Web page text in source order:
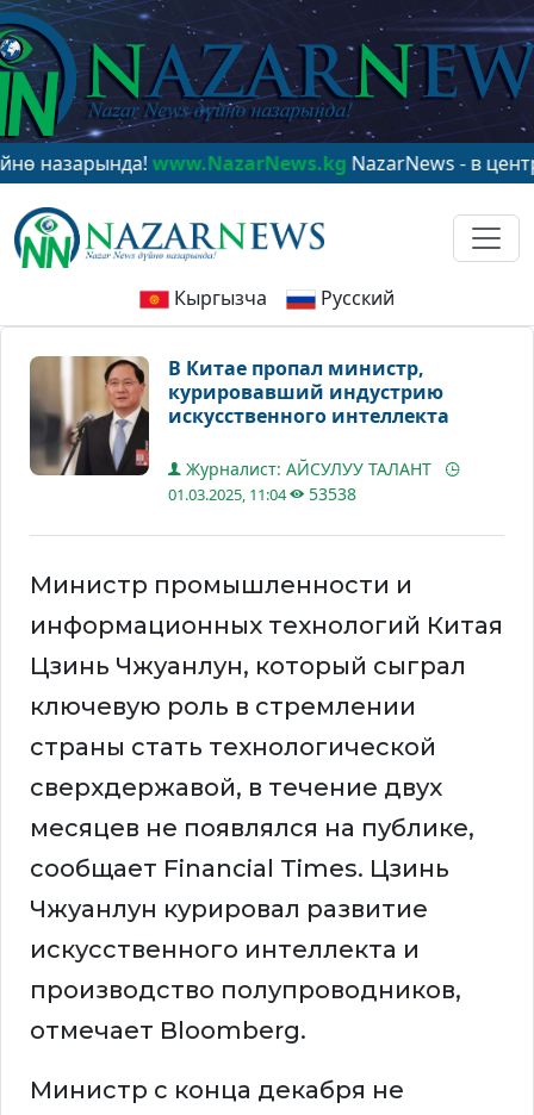
www.NazarNews.kgNazarNews - в центре
Кыргызча Русский
В Китае пропал министр,
курировавший индустрию
искусственного интеллекта
Журналист: АЙСУЛУУ ТАЛАНТ
01.03.2025, 11:04 53538
Министр промышленности и
информационных технологий Китая
Цзинь Чжуанлун, который сыграл
ключевую роль в стремлении
страны стать технологической
сверхдержавой, в течение двух
месяцев не появлялся на публике,
сообщает Financial Times. Цзинь
Чжуанлун курировал развитие
искусственного интеллекта и
производство полупроводников,
отмечает Bloomberg.
Министр с конца декабря не